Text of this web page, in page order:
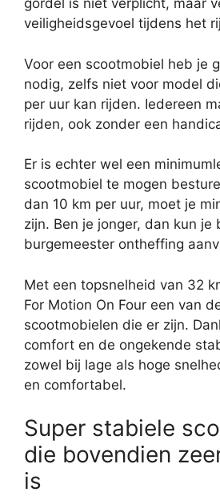
gordel is niet verplicht, maar
veiligheidsgevoel tijdens het
Voor een scootmobiel heb je
nodig, zelfs niet voor model
per uur kan rijden. Iedereen
rijden, ook zonder een
Er is echter wel een
scootmobiel te mogen
dan 10 km per uur, moet je
zijn. Ben je jonger, dan kun je
burgemeester ontheffing
Met een topsnelheid van 32
For Motion On Four een van
scootmobielen die er zijn.
comfort en de ongekende
zowel bij lage als hoge
en comfortabel.
Super stabiele
die bovendien
is